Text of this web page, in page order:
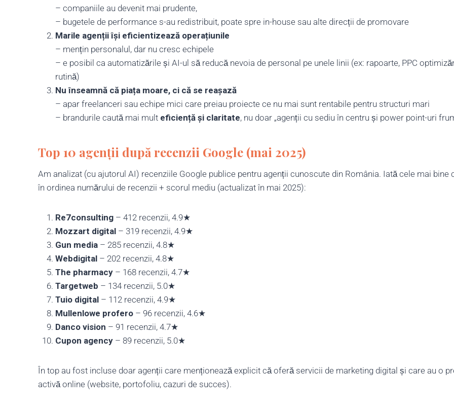
– companiile au devenit mai prudente,
– bugetele de performance s-au redistribuit, poate spre in-house sau alte direcții de promovare
Marile agenții își eficientizează operațiunile
– mențin personalul, dar nu cresc echipele
– e posibil ca automatizările și AI-ul să reducă nevoia de personal pe unele linii (ex: rapoarte, PPC
rutină)
Nu înseamnă că piața moare, ci că se reașază
– apar freelanceri sau echipe mici care preiau proiecte ce nu mai sunt rentabile pentru structuri mari
– brandurile caută mai mult eficiență și claritate, nu doar „agenții cu sediu în centru și power point-uri
Top 10 agenții după recenzii Google (mai 2025)
Am analizat (cu ajutorul AI) recenziile Google publice pentru agenții cunoscute din România. Iată cele mai bine
în ordinea numărului de recenzii + scorul mediu (actualizat în mai 2025):
Re7consulting – 412 recenzii, 4.9★
Mozzart digital – 319 recenzii, 4.9★
Gun media – 285 recenzii, 4.8★
Webdigital – 202 recenzii, 4.8★
The pharmacy – 168 recenzii, 4.7★
Targetweb – 134 recenzii, 5.0★
Tuio digital – 112 recenzii, 4.9★
Mullenlowe profero – 96 recenzii, 4.6★
Danco vision – 91 recenzii, 4.7★
Cupon agency – 89 recenzii, 5.0★
În top au fost incluse doar agenții care menționează explicit că oferă servicii de marketing digital și care au o
activă online (website, portofoliu, cazuri de succes).